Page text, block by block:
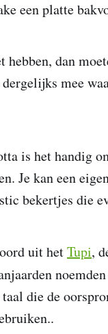
een platte
dan
mee
is het handig
Je kan een
bekertjes die
uit hetTupi,
die de